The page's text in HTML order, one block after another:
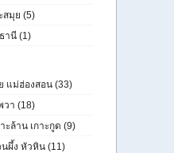
สมุย (5)
านี (1)
แม่ฮ่องสอน (33)
วา (18)
ะล้าน เกาะกูด (9)
ผึ้ง หัวหิน (11)